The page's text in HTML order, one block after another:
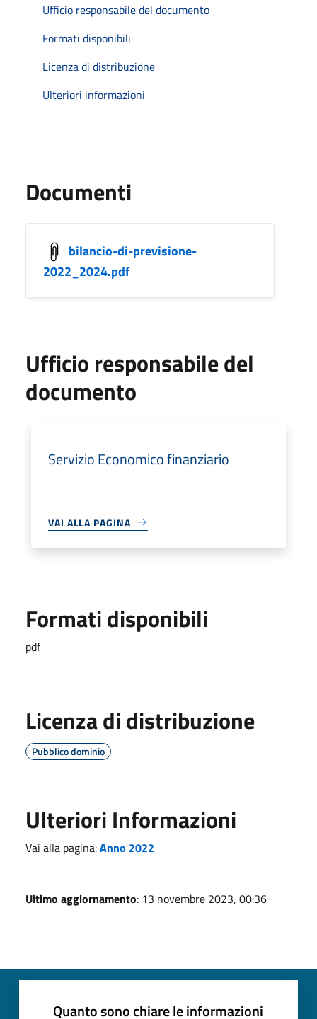
Ufficio responsabile del documento
Formati disponibili
Licenza di distribuzione
Ulteriori informazioni
Documenti
bilancio-di-previsione-
2022_2024.pdf
Ufficio responsabile del
documento
Servizio Economico finanziario
VAI ALLA PAGINA
Formati disponibili
pdf
Licenza di distribuzione
Pubblico dominio
Ulteriori Informazioni
Vai alla pagina:Anno 2022
Ultimo aggiornamento: 13 novembre 2023, 00:36
Quanto sono chiare le informazioni